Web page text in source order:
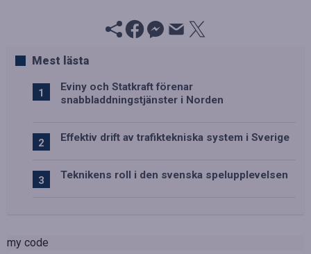
Mest lästa
Eviny och Statkraft förenar
snabbladdningstjänster i Norden
Effektiv drift av trafiktekniska system i Sverige
Teknikens roll i den svenska spelupplevelsen
my code